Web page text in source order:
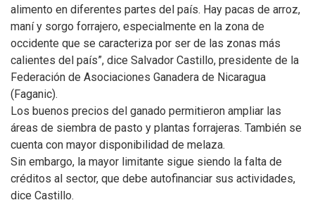
alimento en diferentes partes del país. Hay pacas de arroz,
maní y sorgo forrajero, especialmente en la zona de
occidente que se caracteriza por ser de las zonas más
calientes del país”, dice Salvador Castillo, presidente de la
Federación de Asociaciones Ganadera de Nicaragua
(Faganic).
Los buenos precios del ganado permitieron ampliar las
áreas de siembra de pasto y plantas forrajeras. También se
cuenta con mayor disponibilidad de melaza.
Sin embargo, la mayor limitante sigue siendo la falta de
créditos al sector, que debe autofinanciar sus actividades,
dice Castillo.